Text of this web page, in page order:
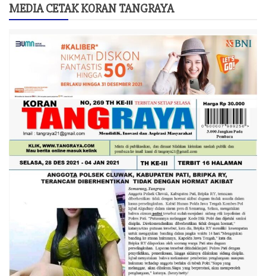
MEDIA CETAK KORAN TANGRAYA